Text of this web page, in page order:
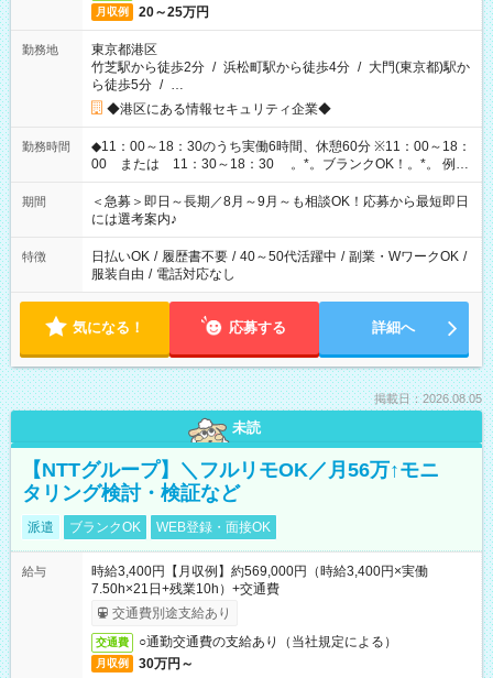
月収例 20～25万円
勤務地
東京都港区
竹芝駅から徒歩2分 / 浜松町駅から徒歩4分 / 大門(東京都)駅か
ら徒歩5分 / …
◆港区にある情報セキュリティ企業◆
勤務時間
◆11：00～18：30のうち実働6時間、休憩60分 ※11：00～18：
00 または 11：30～18：30 。*。ブランクOK！。*。 例え
ば前職が、 在宅/財団法人/事務/コールセンター/受付/販売/カフェ
スタッフ スイーツ販売/ホテルフロント/化粧品販売/など 様々な
業界から入社して活躍されています♪
期間
＜急募＞即日～長期／8月～9月～も相談OK！応募から最短即日
には選考案内♪
特徴 日払いOK / 履歴書不要 / 40～50代活躍中 / 副業・WワークOK /
服装自由 / 電話対応なし
気になる！ 応募する 詳細へ
掲載日：2026.08.05
未読
【NTTグループ】＼フルリモOK／月56万↑モニ
タリング検討・検証など
派遣 ブランクOK WEB登録・面接OK
給与
時給3,400円【月収例】約569,000円（時給3,400円×実働
7.50h×21日+残業10h）+交通費
交通費別途支給あり
交通費 ○通勤交通費の支給あり（当社規定による）
月収例 30万円～